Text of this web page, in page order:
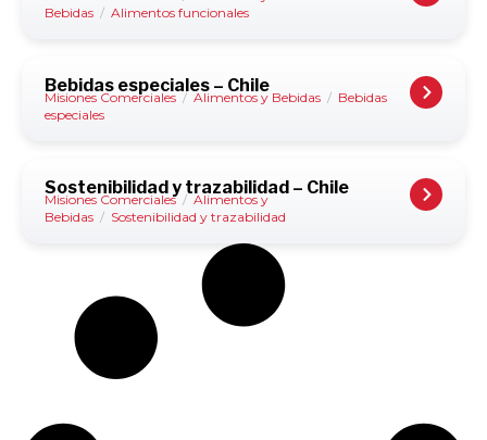
Bebidas / Alimentos funcionales
Bebidas especiales – Chile
Misiones Comerciales / Alimentos y Bebidas / Bebidas
especiales
Sostenibilidad y trazabilidad – Chile
Misiones Comerciales / Alimentos y
Bebidas / Sostenibilidad y trazabilidad